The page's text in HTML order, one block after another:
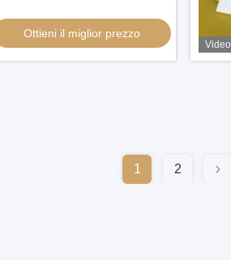
Ottieni il miglior prezzo
Video
1 2